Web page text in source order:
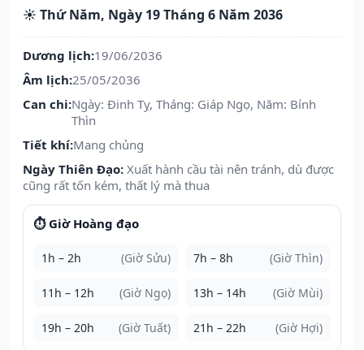
☀️ Thứ Năm, Ngày 19 Tháng 6 Năm 2036
Dương lịch:19/06/2036
Âm lịch:25/05/2036
Can chi:Ngày: Đinh Tỵ, Tháng: Giáp Ngọ, Năm: Bính
Thìn
Tiết khí:Mang chủng
Ngày Thiên Đạo: Xuất hành cầu tài nên tránh, dù được
cũng rất tốn kém, thất lý mà thua
⏱️ Giờ Hoàng đạo
1h – 2h (Giờ Sửu) 7h – 8h (Giờ Thìn)
11h – 12h (Giờ Ngọ) 13h – 14h (Giờ Mùi)
19h – 20h (Giờ Tuất) 21h – 22h (Giờ Hợi)